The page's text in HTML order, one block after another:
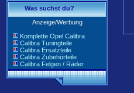
Was suchst du?
Anzeige/Werbung
Komplette Opel Calibra
Calibra Tuningteile
Calibra Ersatzteile
Calibra Zubehörteile
Calibra Felgen / Räder